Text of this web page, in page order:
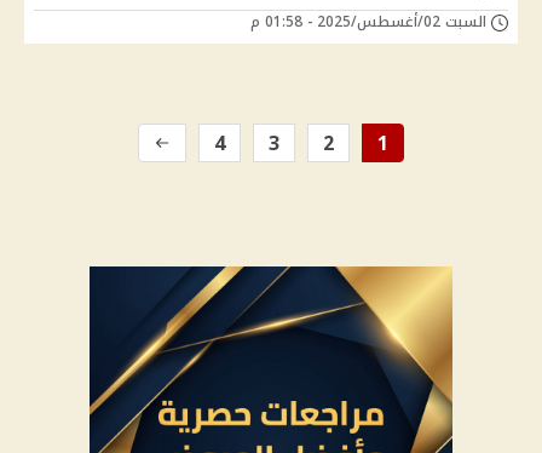
السبت 02/أغسطس/2025 - 01:58 م
1
2
3
4